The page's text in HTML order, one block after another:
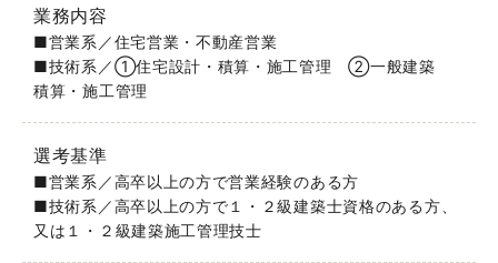
業務内容
■営業系／住宅営業・不動産営業
■技術系／①住宅設計・積算・施工管理 ②一般建築
積算・施工管理
選考基準
■営業系／高卒以上の方で営業経験のある方
■技術系／高卒以上の方で１・２級建築士資格のある方、
又は１・２級建築施工管理技士